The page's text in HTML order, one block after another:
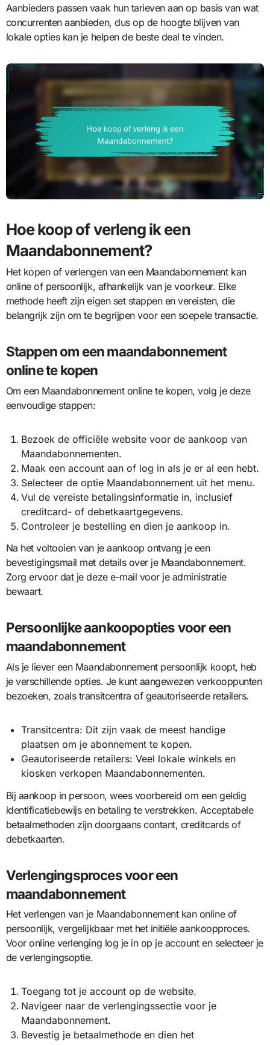
Aanbieders passen vaak hun tarieven aan op basis van wat
concurrenten aanbieden, dus op de hoogte blijven van
lokale opties kan je helpen de beste deal te vinden.
Hoe koop of verleng ik een
Maandabonnement?
Het kopen of verlengen van een Maandabonnement kan
online of persoonlijk, afhankelijk van je voorkeur. Elke
methode heeft zijn eigen set stappen en vereisten, die
belangrijk zijn om te begrijpen voor een soepele transactie.
Stappen om een maandabonnement
online te kopen
Om een Maandabonnement online te kopen, volg je deze
eenvoudige stappen:
Bezoek de officiële website voor de aankoop van
Maandabonnementen.
Maak een account aan of log in als je er al een hebt.
Selecteer de optie Maandabonnement uit het menu.
Vul de vereiste betalingsinformatie in, inclusief
creditcard- of debetkaartgegevens.
Controleer je bestelling en dien je aankoop in.
Na het voltooien van je aankoop ontvang je een
bevestigingsmail met details over je Maandabonnement.
Zorg ervoor dat je deze e-mail voor je administratie
bewaart.
Persoonlijke aankoopopties voor een
maandabonnement
Als je liever een Maandabonnement persoonlijk koopt, heb
je verschillende opties. Je kunt aangewezen verkooppunten
bezoeken, zoals transitcentra of geautoriseerde retailers.
Transitcentra: Dit zijn vaak de meest handige
plaatsen om je abonnement te kopen.
Geautoriseerde retailers: Veel lokale winkels en
kiosken verkopen Maandabonnementen.
Bij aankoop in persoon, wees voorbereid om een geldig
identificatiebewijs en betaling te verstrekken. Acceptabele
betaalmethoden zijn doorgaans contant, creditcards of
debetkaarten.
Verlengingsproces voor een
maandabonnement
Het verlengen van je Maandabonnement kan online of
persoonlijk, vergelijkbaar met het initiële aankoopproces.
Voor online verlenging log je in op je account en selecteer je
de verlengingsoptie.
Toegang tot je account op de website.
Navigeer naar de verlengingssectie voor je
Maandabonnement.
Bevestig je betaalmethode en dien het